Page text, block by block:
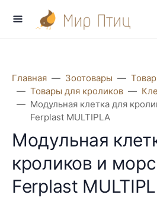
Главная Зоотовары
Товары для кроликов
Модульная клетка для
Ferplast MULTIPLA
Модульная
кроликов и
Ferplast